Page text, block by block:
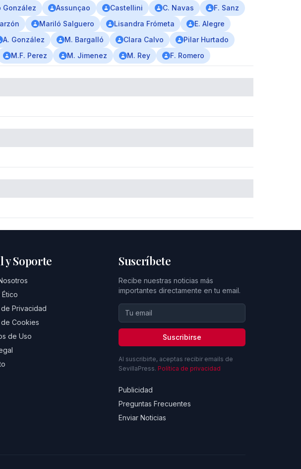
González Assunçao Castellini C. Navas
F. Sanz
Mariló Salguero Lisandra Frómeta
E. Alegre
A. González M. Bargalló Clara Calvo
Pilar Hurtado
M.F. Perez M. Jimenez M. Rey F. Romero
y Soporte
Privacidad
Cookies
de Uso
Suscríbete
Recibe nuestras noticias más
importantes directamente en tu email.
Suscribirse
Al suscribirte, aceptas recibir emails de
SevillaPress. Política de privacidad
Publicidad
Preguntas Frecuentes
Enviar Noticias